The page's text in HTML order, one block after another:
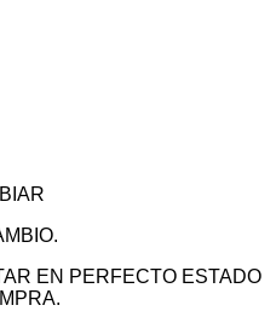
EN PERFECTO ESTADO